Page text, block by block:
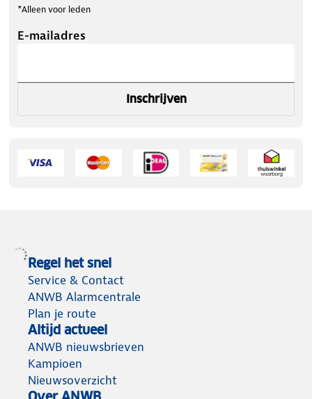
*Alleen voor leden
E-mailadres
Inschrijven
Regel het snel
Service & Contact
ANWB Alarmcentrale
Plan je route
Altijd actueel
ANWB nieuwsbrieven
Kampioen
Nieuwsoverzicht